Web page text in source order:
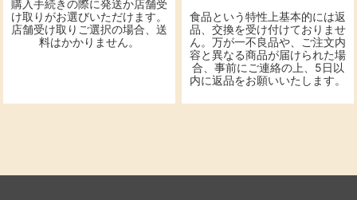
購入手続きの際に発送か店舗受
け取りがお選びいただけます。
店舗受け取りご選択の場合、送
料はかかりません。
食品という特性上基本的には返
品、交換を受け付けておりませ
ん。万が一不良品や、ご注文内
容と異なる商品が届けられた場
合、事前にご連絡の上、5日以
内に返品をお願いいたします。